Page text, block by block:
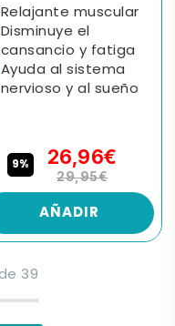
Relajante muscular
Disminuye el
cansancio y fatiga
Ayuda al sistema
nervioso y al sueño
9% 26,96€
29,95€
AÑADIR
39